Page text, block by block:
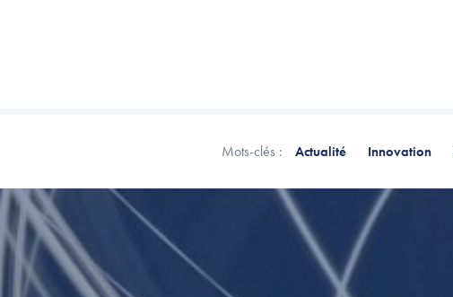
Mots-clés : Actualité Innovation